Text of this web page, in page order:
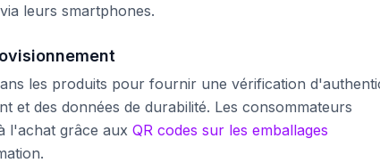
leurs smartphones.
les produits pour fournir une vérification
et des données de durabilité. Les consommateurs
l'achat grâce aux QR codes sur les emballages